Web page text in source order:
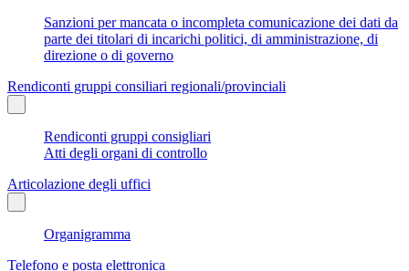
Sanzioni per mancata o incompleta comunicazione dei dati da
parte dei titolari di incarichi politici, di amministrazione, di
direzione o di governo
Rendiconti gruppi consiliari regionali/provinciali
Rendiconti gruppi consigliari
Atti degli organi di controllo
Articolazione degli uffici
Organigramma
Telefono e posta elettronica